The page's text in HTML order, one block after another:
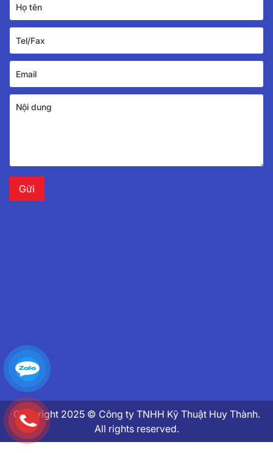
Copyright 2025 © Công ty TNHH Kỹ Thuật Huy Thành.
All rights reserved.